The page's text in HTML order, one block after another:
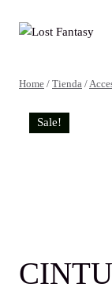
Home / Tienda /
Sale!